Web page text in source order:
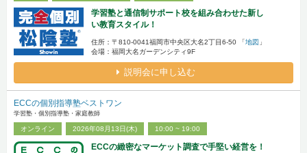
学習塾と通信制サポート校を組み合わせた新し
い教育スタイル！
住所：〒810-0041福岡市中央区大名2丁目6-50 「地図 」
会場：福岡大名ガーデンシティ9F
説明会に申し込む
ECCの個別指導塾ベストワン
学習塾・個別指導塾・家庭教師
オンライン 2026年08月13日(木) 10:00 ~ 19:00
ECCの緻密なマーケット調査で手堅い経営を！